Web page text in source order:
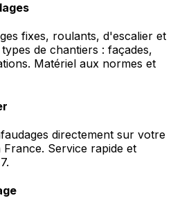
fixes, roulants, d'escalier et
de chantiers : façades,
Matériel aux normes et
directement sur votre
Service rapide et